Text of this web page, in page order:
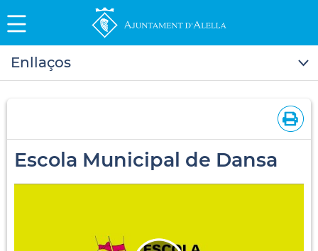
Enllaços
Escola Municipal de Dansa